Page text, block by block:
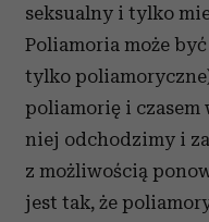
seksualny i tylko
Poliamoria może
tylko
poliamorię i czasem
niej odchodzimy i
z możliwością
jest tak, że